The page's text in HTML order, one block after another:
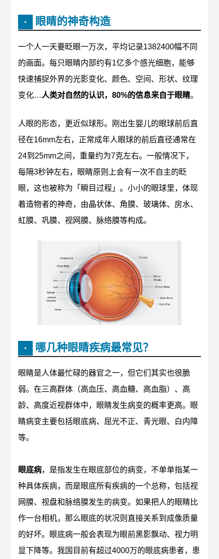
• 眼睛的神奇构造
一个人一天要眨眼一万次，平均记录1382400幅不同
的画面。每只眼睛内部约有1亿多个感光细胞，能够
快速捕捉外界的光影变化、颜色、空间、形状、纹理
变化…人类对自然的认识，80%的信息来自于眼睛。
人眼的形态，更近似球形。刚出生婴儿的眼球前后直
径在16mm左右，正常成年人眼球的前后直径通常在
24到25mm之间，重量约为7克左右。一般情况下，
每隔3秒钟左右，眼睛原则上会有一次不自主的眨
眼，这也被称为「瞬目过程」。小小的眼球里，体现
着造物者的神奇，由晶状体、角膜、玻璃体、房水、
虹膜、巩膜、视网膜、脉络膜等构成。
• 哪几种眼睛疾病最常见？
眼睛是人体最忙碌的器官之一，但它们其实也很脆
弱。在三高群体（高血压、高血糖、高血脂）、高
龄、高度近视群体中，眼睛发生病变的概率更高。眼
睛病变主要包括眼底病、屈光不正、青光眼、白内障
等。
眼底病，是指发生在眼底部位的病变，不单单指某一
种具体疾病，而是眼底所有疾病的一个总称，包括视
网膜、视盘和脉络膜发生的病变。如果把人的眼睛比
作一台相机，那么眼底的状况则直接关系到成像质量
的好坏。眼底病一般会表现为眼前黑影飘动、视力明
显下降等。我国目前有超过4000万的眼底病患者，患